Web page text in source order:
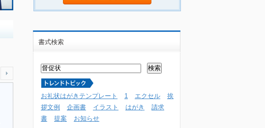
書式検索
お礼状はがきテンプレート 1 エクセル
挨
拶文例
企画書 イラスト はがき
請求
書
提案 お知らせ